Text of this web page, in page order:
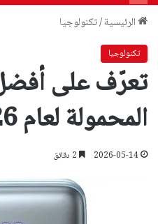
الرئيسية/تكنولوجيا
تكنولوجيا
تعرّف على
المحمولة لعام 2026!
2026-05-14